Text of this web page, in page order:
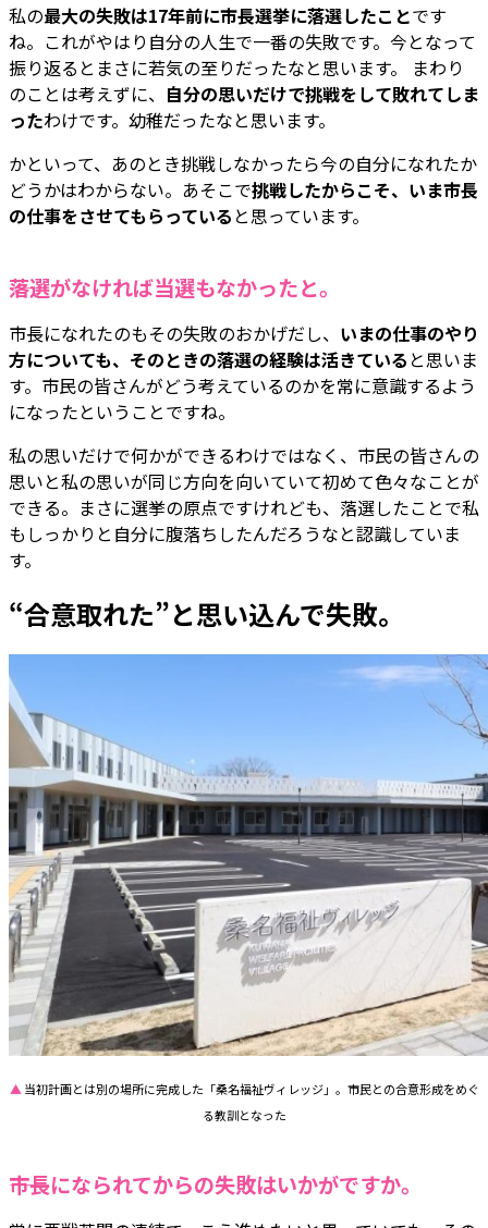
私の最大の失敗は17年前に市長選挙に落選したことです
ね。これがやはり自分の人生で一番の失敗です。今となって
振り返るとまさに若気の至りだったなと思います。 まわり
のことは考えずに、 自分の思いだけで挑戦をして敗れてしま
ったわけです。幼稚だったなと思います。
かといって、あのとき挑戦しなかったら今の自分になれたか
どうかはわからない。あそこで挑戦したからこそ、いま市長
の仕事をさせてもらっている と思っています。
――落選がなければ当選もなかったと。
市長になれたのもその失敗のおかげだし、 いまの仕事のやり
方についても、そのときの落選の経験は活きている と思いま
す。市民の皆さんがどう考えているのかを常に意識するよう
になったということですね。
私の思いだけで何かができるわけではなく、市民の皆さんの
思いと私の思いが同じ方向を向いていて初めて色々なことが
できる。まさに選挙の原点ですけれども、落選したことで私
もしっかりと自分に腹落ちしたんだろうなと認識していま
す。
“合意取れた”と思い込んで失敗。
▲ 当初計画とは別の場所に完成した「桑名福祉ヴィレッジ」。市民との合意形成をめぐ
る教訓となった
――市長になられてからの失敗はいかがですか。